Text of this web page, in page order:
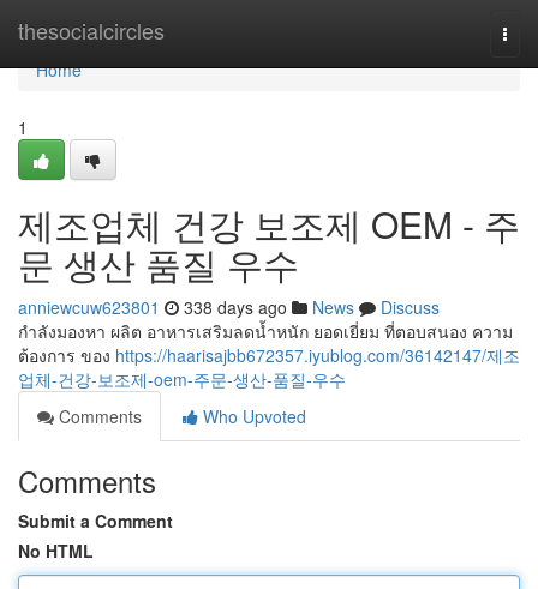
thesocialcircles
Home
Home
1
제조업체 건강 보조제 OEM - 주
문 생산 품질 우수
anniewcuw623801 338 days ago News
Discuss
กำลังมองหา ผลิต อาหารเสริมลดน้ำหนัก ยอดเยี่ยม ที่ตอบสนอง ความ
ต้องการ ของ https://haarisajbb672357.iyublog.com/36142147/제조
업체-건강-보조제-oem-주문-생산-품질-우수
Comments
Who Upvoted
Comments
Submit a Comment
No HTML